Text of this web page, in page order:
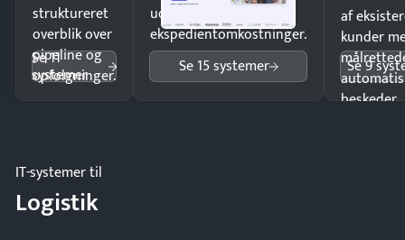
struktureret
overblik over
pipeline og
opfølgninger.
Se 11
systemer
uden
ekspedientomkostninger.
Se 15 systemer
af
kunder
beskeder.
Se 9
IT-systemer til
Logistik